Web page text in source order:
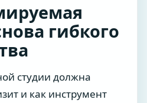
гибкого
студии должна
и как инструмент